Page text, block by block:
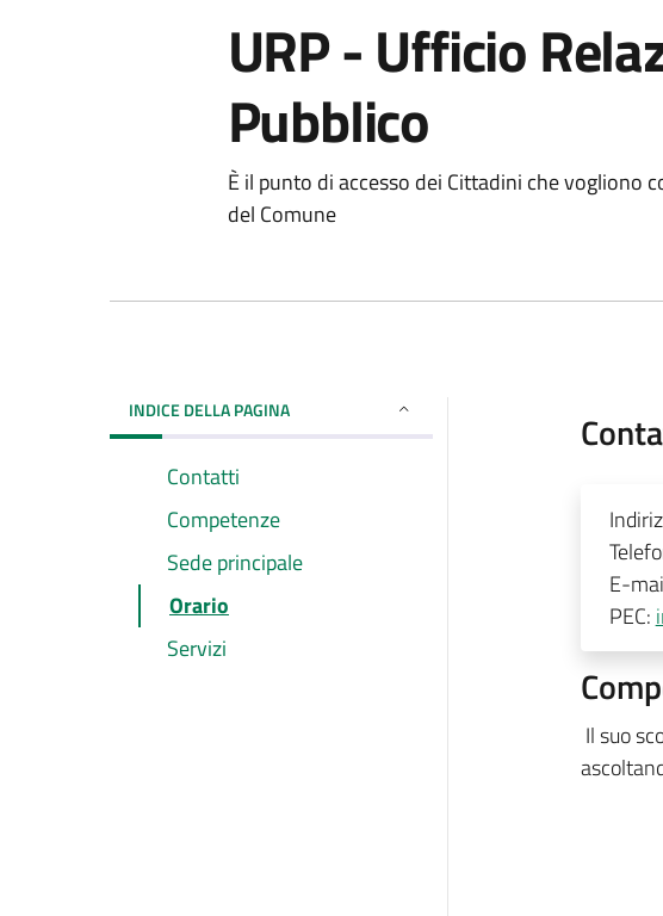
URP - Ufficio
Pubblico
È il punto di accesso dei Cittadini che vogliono
del Comune
INDICE DELLA PAGINA
Contatti
Competenze
Sede principale
Orario
Servizi
E-
PEC:
Il suo